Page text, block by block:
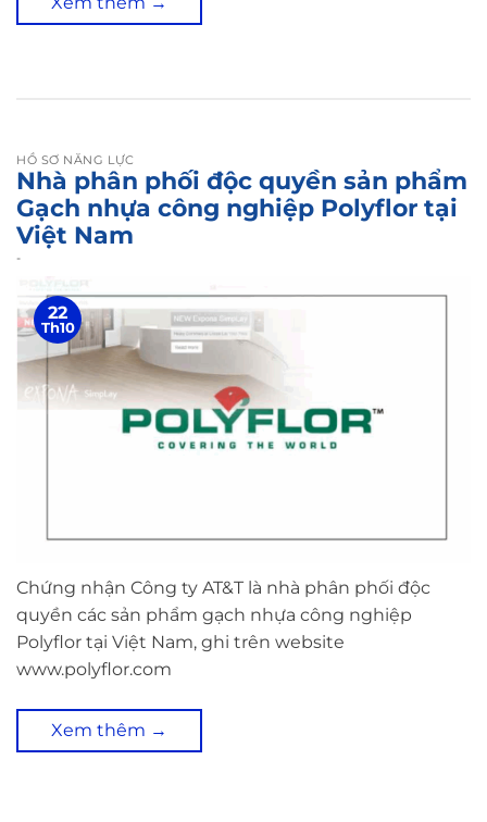
HỒ SƠ NĂNG LỰC
Nhà phân phối độc quyền sản phẩm
Gạch nhựa công nghiệp Polyflor tại
Việt Nam
-
22
Th10
Chứng nhận Công ty AT&T là nhà phân phối độc
quyền các sản phẩm gạch nhựa công nghiệp
Polyflor tại Việt Nam, ghi trên website
www.polyflor.com
Xem thêm →